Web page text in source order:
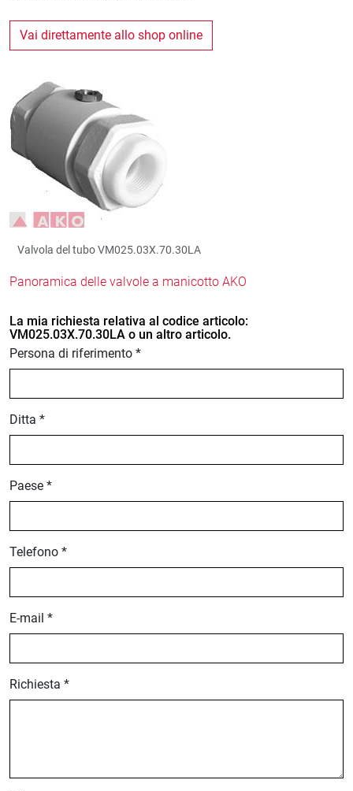
Vai direttamente allo shop online
Valvola del tubo VM025.03X.70.30LA
Panoramica delle valvole a manicotto AKO
La mia richiesta relativa al codice articolo:
VM025.03X.70.30LA o un altro articolo.
Persona di riferimento *
Ditta *
Paese *
Telefono *
E-mail *
Richiesta *